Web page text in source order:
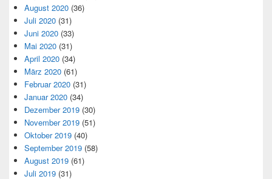
August 2020 (36)
Juli 2020 (31)
Juni 2020 (33)
Mai 2020 (31)
April 2020 (34)
März 2020 (61)
Februar 2020 (31)
Januar 2020 (34)
Dezember 2019 (30)
November 2019 (51)
Oktober 2019 (40)
September 2019 (58)
August 2019 (61)
Juli 2019 (31)